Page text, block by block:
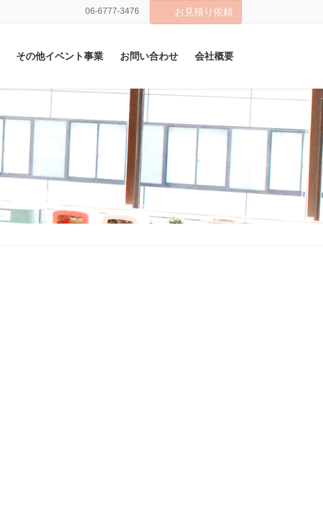
06-6777-3476 お見積り依頼
その他イベント事業 お問い合わせ 会社概要